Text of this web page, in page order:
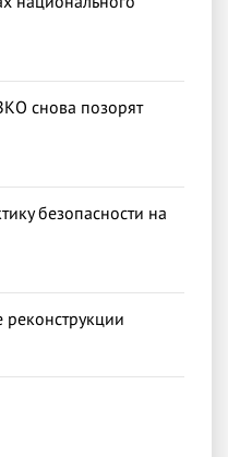
снова позорят
безопасности на